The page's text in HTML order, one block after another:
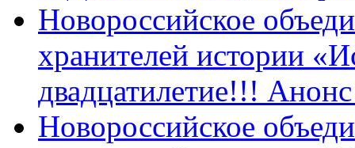
Новороссийское
хранителей истории
двадцатилетие!!!
Новороссийское